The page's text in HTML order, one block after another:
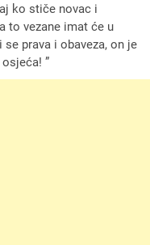
ko stiče novac i
to vezane imat će u
prava i obaveza, on je
”